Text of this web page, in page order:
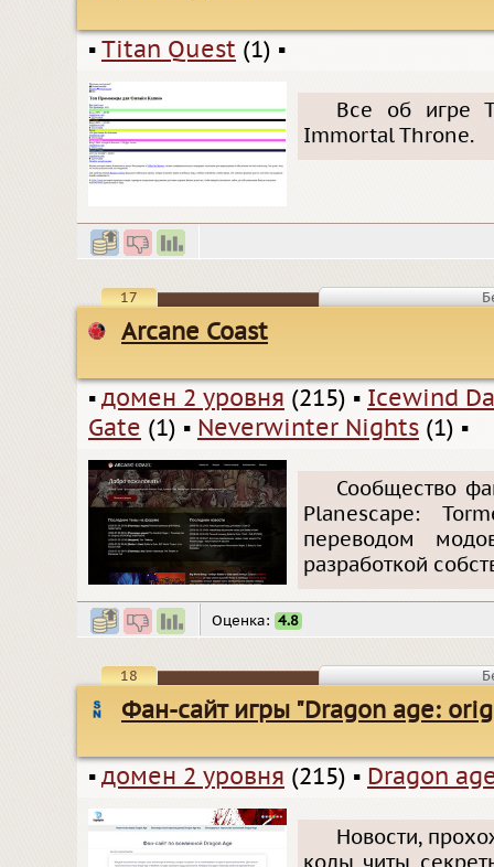
▪ Titan Quest (1) ▪
Все об игре
Immortal Throne.
17
Arcane Coast
▪ домен 2 уровня (215) ▪ Icewind
Gate (1) ▪ Neverwinter Nights (1) ▪
Сообщество
Planescape:
переводом
разработкой
Оценка: 4.8
18
Фан-сайт игры "Dragon age:
▪ домен 2 уровня (215) ▪ Dragon
Новости,